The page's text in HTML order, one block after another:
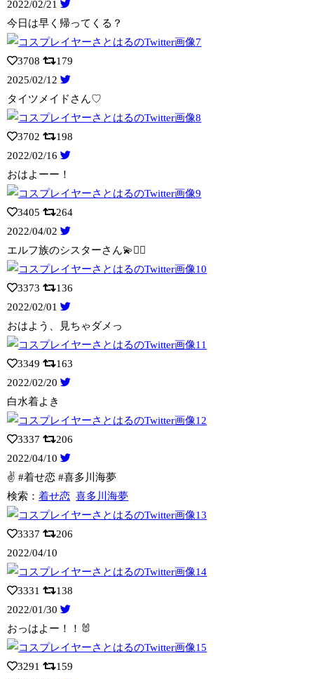
2022/02/21
今日は早く帰ってくる？
3708
179
2025/02/12
タイツメイドさん♡
3702
198
2022/02/16
おはよーー！
3405
264
2022/04/02
エルフ族のシスターさん💫🧝‍♀️
3373
136
2022/02/01
おはよう、見ちゃダメっ
3349
163
2022/02/20
白水着よき
3337
206
2022/04/10
✌️ #着せ恋 #喜多川海夢
検索：着せ恋 喜多川海夢
3337
206
2022/04/10
3331
138
2022/01/30
おっはよー！！🐰
3291
159